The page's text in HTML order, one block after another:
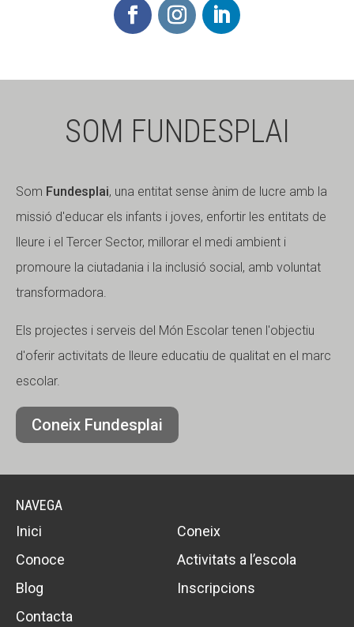
SOM FUNDESPLAI
Som Fundesplai, una entitat sense ànim de lucre amb la
missió d'educar els infants i joves, enfortir les entitats de
lleure i el Tercer Sector, millorar el medi ambient i
promoure la ciutadania i la inclusió social, amb voluntat
transformadora.
Els projectes i serveis del Món Escolar tenen l'objectiu
d'oferir activitats de lleure educatiu de qualitat en el marc
escolar.
Coneix Fundesplai
NAVEGA
Inici
Coneix
Conoce
Activitats a l’escola
Blog
Inscripcions
Contacta